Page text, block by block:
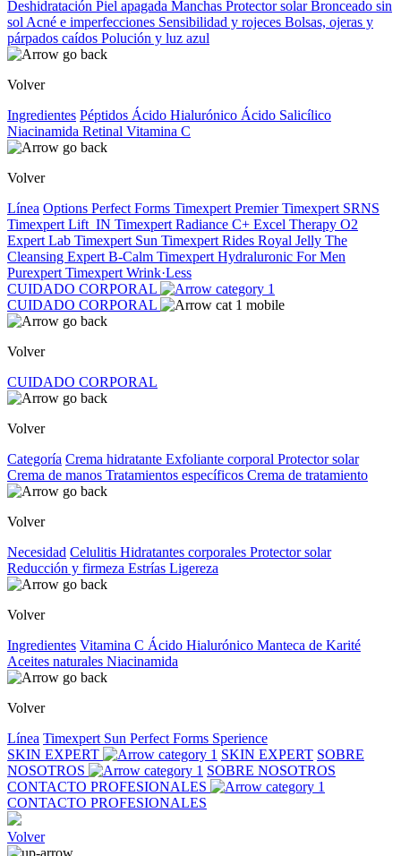
Deshidratación Piel apagada Manchas Protector solarBronceado sin
sol Acné e imperfecciones Sensibilidad y rojeces Bolsas, ojeras y
párpados caídos Polución y luz azul
Volver
Ingredientes Péptidos Ácido Hialurónico Ácido Salicílico
Niacinamida Retinal Vitamina C
Volver
Línea Options Perfect Forms Timexpert PremierTimexpert SRNS
Timexpert Lift_IN Timexpert Radiance C+ Excel Therapy O2
Expert Lab Timexpert Sun Timexpert Rides Royal Jelly The
Cleansing Expert B-Calm Timexpert Hydraluronic For Men
Purexpert Timexpert Wrink·Less
CUIDADO CORPORAL
CUIDADO CORPORAL
Volver
CUIDADO CORPORAL
Volver
Categoría Crema hidratante Exfoliante corporal Protector solar
Crema de manos Tratamientos específicos Crema de tratamiento
Volver
Necesidad Celulitis Hidratantes corporales Protector solar
Reducción y firmeza Estrías Ligereza
Volver
Ingredientes Vitamina C Ácido Hialurónico Manteca de Karité
Aceites naturales Niacinamida
Volver
Línea Timexpert Sun Perfect Forms Sperience
SKIN EXPERT
SKIN EXPERT SOBRE
NOSOTROS
SOBRE NOSOTROS
CONTACTO PROFESIONALES
CONTACTO PROFESIONALES
Volver